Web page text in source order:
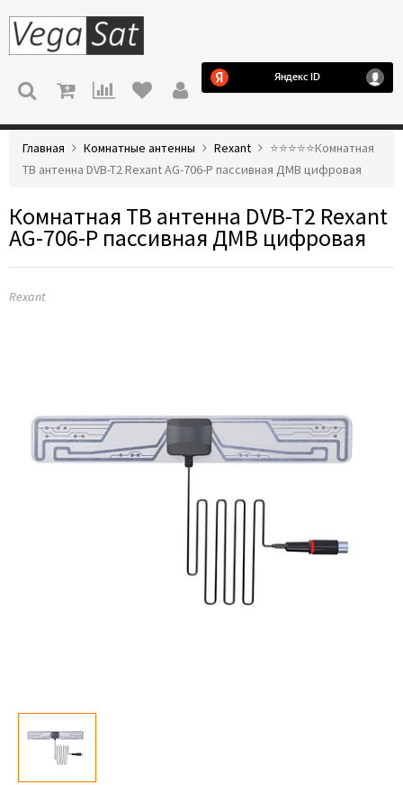
МЕНЮ
Главная Комнатные антенны Rexant
⭐️⭐️⭐️⭐️⭐️Комнатная
ТВ антенна DVB-T2 Rexant AG-706-P пассивная ДМВ цифровая
Комнатная ТВ антенна DVB-T2 Rexant
AG-706-P пассивная ДМВ цифровая
Rexant